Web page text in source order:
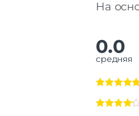
На
0.0
средняя